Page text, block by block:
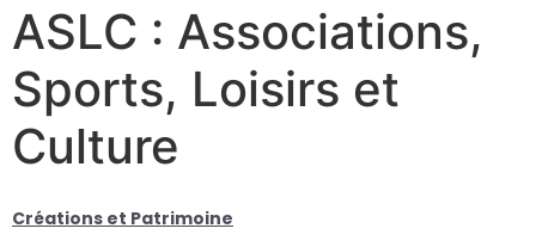
ASLC : Associations,
Sports, Loisirs et
Culture
Créations et Patrimoine